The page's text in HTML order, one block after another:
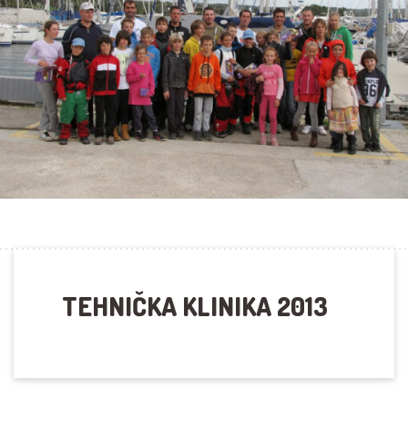
TEHNIČKA KLINIKA 2013